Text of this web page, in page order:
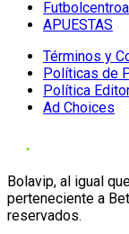
APUESTAS
Términos y
Políticas de
Política
Ad Choices
Bolavip, al igual
perteneciente a
reservados.